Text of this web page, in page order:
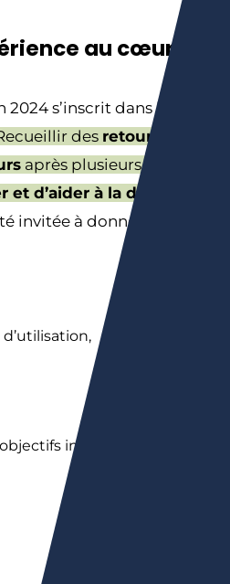
au cœur du
2024 s’inscrit dans le cadre
des retours terrain
après plusieurs mois
et d’aider à la décision
invitée à donner son avis
initiaux.